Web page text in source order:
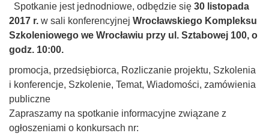
Spotkanie jest jednodniowe, odbędzie się 30 listopada
2017 r. w sali konferencyjnej Wrocławskiego Kompleksu
Szkoleniowego we Wrocławiu przy ul. Sztabowej 100, o
godz. 10:00.
promocja, przedsiębiorca, Rozliczanie projektu, Szkolenia
i konferencje, Szkolenie, Temat, Wiadomości, zamówienia
publiczne
Zapraszamy na spotkanie informacyjne związane z
ogłoszeniami o konkursach nr: